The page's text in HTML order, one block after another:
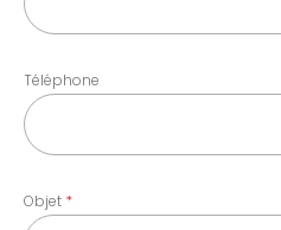
Téléphone
Objet